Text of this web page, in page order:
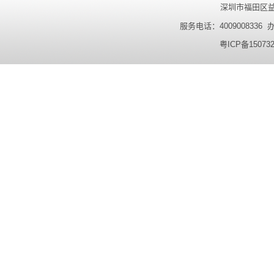
深圳市福田区
服务电话：4009008336
粤ICP备